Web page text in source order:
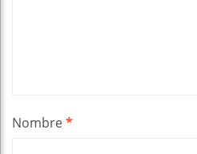
Nombre*